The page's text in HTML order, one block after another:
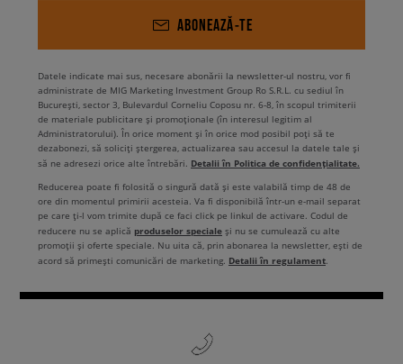
ABONEAZĂ-TE
Datele indicate mai sus, necesare abonării la newsletter-ul nostru, vor fi
administrate de MIG Marketing Investment Group Ro S.R.L. cu sediul în
București, sector 3, Bulevardul Corneliu Coposu nr. 6-8, în scopul trimiterii
de materiale publicitare și promoționale (în interesul legitim al
Administratorului). În orice moment și în orice mod posibil poți să te
dezabonezi, să soliciți ștergerea, actualizarea sau accesul la datele tale și
să ne adresezi orice alte întrebări. Detalii în Politica de confidențialitate.
Reducerea poate fi folosită o singură dată și este valabilă timp de 48 de
ore din momentul primirii acesteia. Va fi disponibilă într-un e-mail separat
pe care ți-l vom trimite după ce faci click pe linkul de activare. Codul de
reducere nu se aplică produselor speciale și nu se cumulează cu alte
promoții și oferte speciale. Nu uita că, prin abonarea la newsletter, ești de
acord să primești comunicări de marketing. Detalii în regulament.